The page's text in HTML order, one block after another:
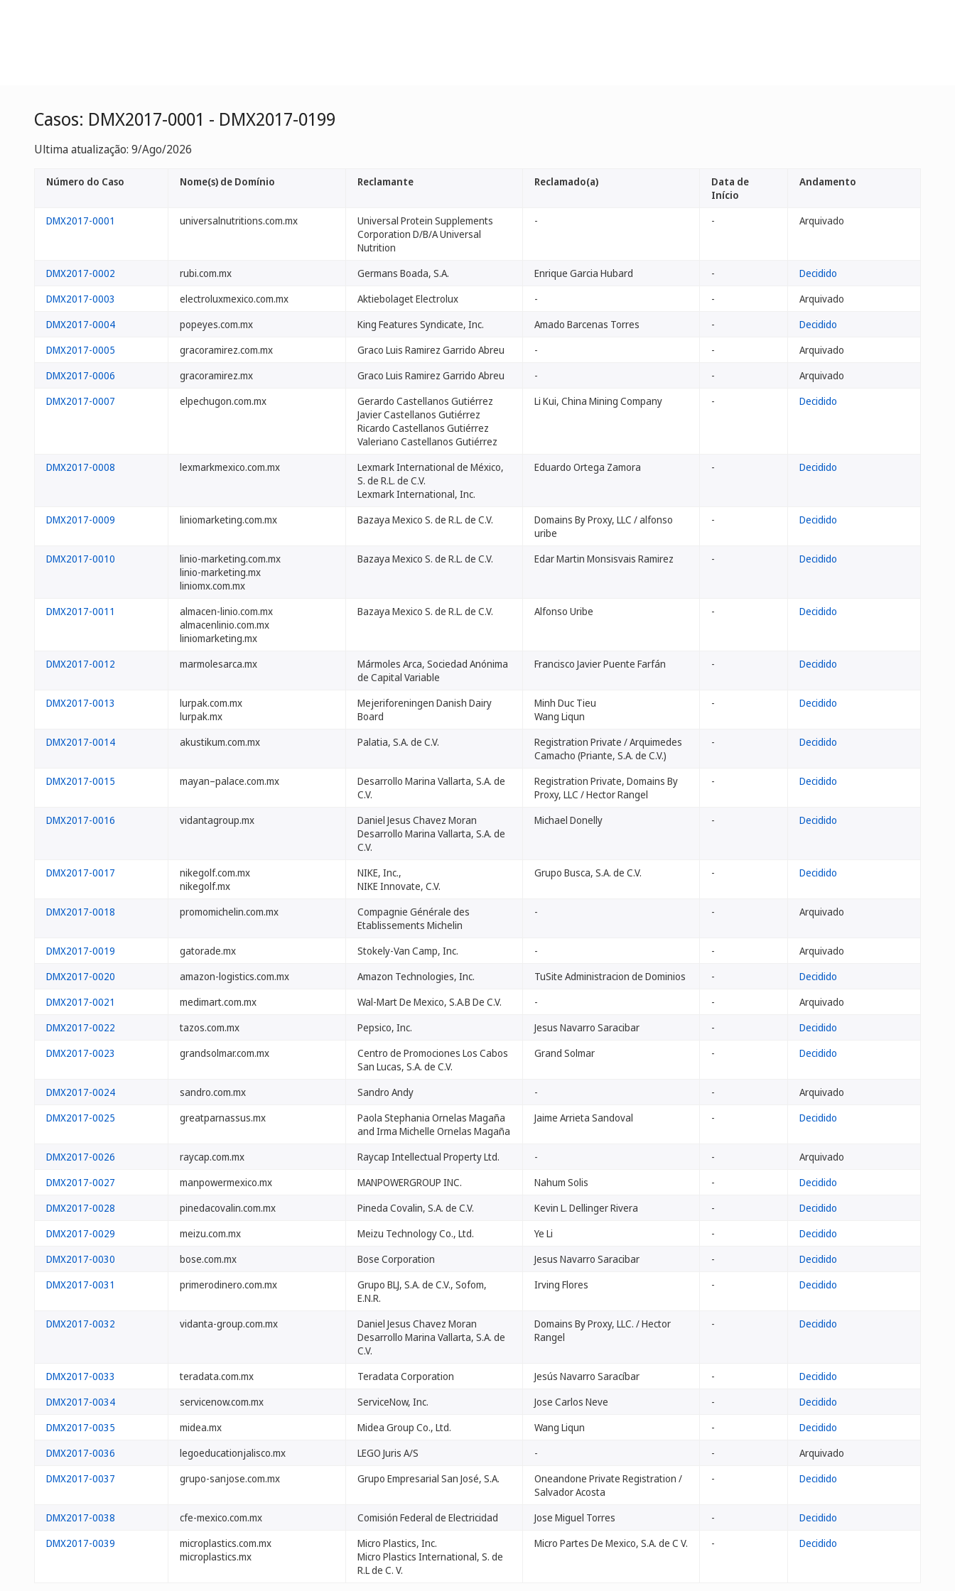
Casos: DMX2017-0001 - DMX2017-0199
Ultima atualização: 9/Ago/2026
Número do Caso Nome(s) de Domínio Reclamante Reclamado(a)
Data de
Início
Andamento
DMX2017-0001 universalnutritions.com.mx
Universal Protein Supplements
Corporation D/B/A Universal
Nutrition
- - Arquivado
DMX2017-0002 rubi.com.mx Germans Boada, S.A. Enrique Garcia Hubard -
Decidido
DMX2017-0003
electroluxmexico.com.mx Aktiebolaget Electrolux - -
Arquivado
DMX2017-0004
popeyes.com.mx King Features Syndicate, Inc. Amado Barcenas Torres -
Decidido
DMX2017-0005
gracoramirez.com.mx Graco Luis Ramirez Garrido Abreu - -
Arquivado
DMX2017-0006
gracoramirez.mx Graco Luis Ramirez Garrido Abreu - -
Arquivado
DMX2017-0007
elpechugon.com.mx
Gerardo Castellanos Gutiérrez
Javier Castellanos Gutiérrez
Ricardo Castellanos Gutiérrez
Valeriano Castellanos Gutiérrez
Li Kui, China Mining Company - Decidido
DMX2017-0008 lexmarkmexico.com.mx
Lexmark International de México,
S. de R.L. de C.V.
Lexmark International, Inc.
Eduardo Ortega Zamora - Decidido
DMX2017-0009 liniomarketing.com.mx Bazaya Mexico S. de R.L. de C.V.
Domains By Proxy, LLC / alfonso
uribe
- Decidido
DMX2017-0010
linio-marketing.com.mx
linio-marketing.mx
liniomx.com.mx
Bazaya Mexico S. de R.L. de C.V. Edar Martin Monsisvais Ramirez - Decidido
DMX2017-0011
almacen-linio.com.mx
almacenlinio.com.mx
liniomarketing.mx
Bazaya Mexico S. de R.L. de C.V. Alfonso Uribe - Decidido
DMX2017-0012 marmolesarca.mx
Mármoles Arca, Sociedad Anónima
de Capital Variable
Francisco Javier Puente Farfán - Decidido
DMX2017-0013
lurpak.com.mx
lurpak.mx
Mejeriforeningen Danish Dairy
Board
Minh Duc Tieu
Wang Liqun
- Decidido
DMX2017-0014 akustikum.com.mx Palatia, S.A. de C.V.
Registration Private / Arquimedes
Camacho (Priante, S.A. de C.V.)
- Decidido
DMX2017-0015 mayan–palace.com.mx
Desarrollo Marina Vallarta, S.A. de
C.V.
Registration Private, Domains By
Proxy, LLC / Hector Rangel
- Decidido
DMX2017-0016 vidantagroup.mx
Daniel Jesus Chavez Moran
Desarrollo Marina Vallarta, S.A. de
C.V.
Michael Donelly - Decidido
DMX2017-0017
nikegolf.com.mx
nikegolf.mx
NIKE, Inc.,
NIKE Innovate, C.V.
Grupo Busca, S.A. de C.V. - Decidido
DMX2017-0018 promomichelin.com.mx
Compagnie Générale des
Etablissements Michelin
- - Arquivado
DMX2017-0019 gatorade.mx Stokely-Van Camp, Inc. - -
Arquivado
DMX2017-0020
amazon-logistics.com.mx Amazon Technologies, Inc. TuSite Administracion de Dominios -
Decidido
DMX2017-0021
medimart.com.mx Wal-Mart De Mexico, S.A.B De C.V. - -
Arquivado
DMX2017-0022
tazos.com.mx Pepsico, Inc. Jesus Navarro Saracibar -
Decidido
DMX2017-0023
grandsolmar.com.mx
Centro de Promociones Los Cabos
San Lucas, S.A. de C.V.
Grand Solmar - Decidido
DMX2017-0024 sandro.com.mx Sandro Andy - -
Arquivado
DMX2017-0025
greatparnassus.mx
Paola Stephania Ornelas Magaña
and Irma Michelle Ornelas Magaña
Jaime Arrieta Sandoval - Decidido
DMX2017-0026 raycap.com.mx Raycap Intellectual Property Ltd. - -
Arquivado
DMX2017-0027
manpowermexico.mx MANPOWERGROUP INC. Nahum Solis -
Decidido
DMX2017-0028
pinedacovalin.com.mx Pineda Covalin, S.A. de C.V. Kevin L. Dellinger Rivera -
Decidido
DMX2017-0029
meizu.com.mx Meizu Technology Co., Ltd. Ye Li -
Decidido
DMX2017-0030
bose.com.mx Bose Corporation Jesus Navarro Saracibar -
Decidido
DMX2017-0031
primerodinero.com.mx
Grupo BLJ, S.A. de C.V., Sofom,
E.N.R.
Irving Flores - Decidido
DMX2017-0032 vidanta-group.com.mx
Daniel Jesus Chavez Moran
Desarrollo Marina Vallarta, S.A. de
C.V.
Domains By Proxy, LLC. / Hector
Rangel
- Decidido
DMX2017-0033 teradata.com.mx Teradata Corporation Jesús Navarro Saracíbar -
Decidido
DMX2017-0034
servicenow.com.mx ServiceNow, Inc. Jose Carlos Neve -
Decidido
DMX2017-0035
midea.mx Midea Group Co., Ltd. Wang Liqun -
Decidido
DMX2017-0036
legoeducationjalisco.mx LEGO Juris A/S - -
Arquivado
DMX2017-0037
grupo-sanjose.com.mx Grupo Empresarial San José, S.A.
Oneandone Private Registration /
Salvador Acosta
- Decidido
DMX2017-0038 cfe-mexico.com.mx Comisión Federal de Electricidad Jose Miguel Torres -
Decidido
DMX2017-0039
microplastics.com.mx
microplastics.mx
Micro Plastics, Inc.
Micro Plastics International, S. de
R.L de C. V.
Micro Partes De Mexico, S.A. de C V. - Decidido